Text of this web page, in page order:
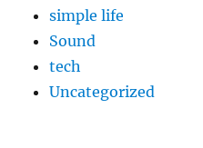
simple life
Sound
tech
Uncategorized